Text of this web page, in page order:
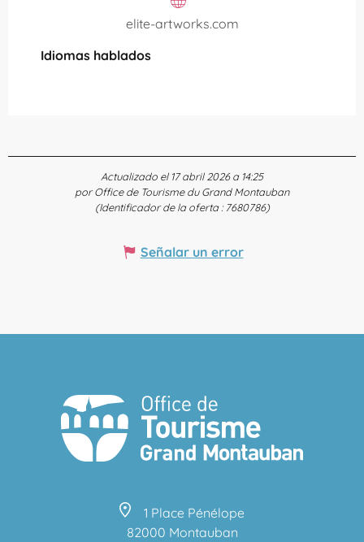
elite-artworks.com
Idiomas hablados
Idiomas hablados
Actualizado el 17 abril 2026 a 14:25
por Office de Tourisme du Grand Montauban
(Identificador de la oferta : 7680786)
Señalar un error
1 Place Pénélope
82000 Montauban